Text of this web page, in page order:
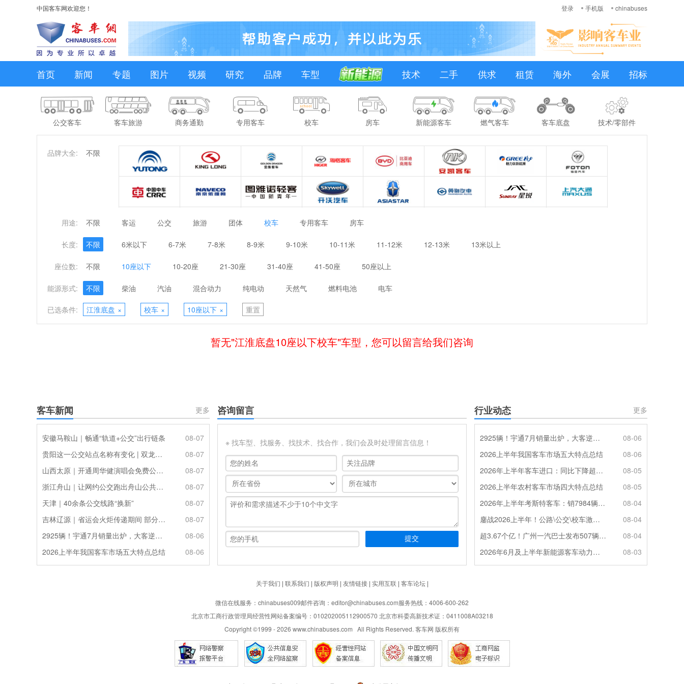
中国客车网欢迎您！ 登录 手机版 chinabuses
首页 新闻 专题 图片 视频 研究 品牌 车型 技术 二手 供求 租赁 海外 会展 招标
公交客车 客车旅游 商务通勤 专用客车 校车 房车 新能源客车 燃气客车 客车底盘 技术/零部件
品牌大全: 不限
用途: 不限 客运 公交 旅游 团体 校车 专用客车 房车
长度: 不限 6米以下 6-7米 7-8米 8-9米 9-10米 10-11米 11-12米 12-13米 13米以上
座位数: 不限 10座以下 10-20座 21-30座 31-40座 41-50座 50座以上
能源形式: 不限 柴油 汽油 混合动力 纯电动 天然气 燃料电池 电车
已选条件: 江淮底盘 × 校车 × 10座以下 × 重置
暂无"江淮底盘10座以下校车"车型，您可以留言给我们咨询
客车新闻 更多
安徽马鞍山｜畅通“轨道+公交”出行链条
08-07
贵阳这一公交站点名称有变化 | 双龙优化调整公交线路
08-07
山西太原｜开通周华健演唱会免费公交接驳专线
08-07
浙江舟山｜让网约公交跑出舟山公共服务的“金名片”
08-07
天津｜40余条公交线路“换新”
08-07
吉林辽源｜省运会火炬传递期间 部分公交线路临时调整
08-07
2925辆！宇通7月销量出炉，大客逆势走强筑牢基本盘
08-06
2026上半年我国客车市场五大特点总结
08-06
咨询留言
※ 找车型、找服务、找技术、找合作，我们会及时处理留言信息！
行业动态 更多
2925辆！宇通7月销量出炉，大客逆势走强筑牢基本盘
08-06
2026上半年我国客车市场五大特点总结
08-06
2026年上半年客车进口：同比下降超4成，轻客主体地位凸显
08-05
2026上半年农村客车市场四大特点总结
08-05
2026年上半年考斯特客车：销7984辆 6米领涨领跑 电动化提速
08-04
鏖战2026上半年！公路\公交\校车激烈角逐，谁问鼎赛道赢家?
08-04
超3.67个亿！广州一汽巴士发布507辆纯电动城市客车采购中标公告
08-04
2026年6月及上半年新能源客车动力电池装机量特点分析
08-03
关于我们 | 联系我们 | 版权声明 | 友情链接| 实用互联| 客车论坛|
微信在线服务：chinabuses009邮件咨询：editor@chinabuses.com服务热线：4006-600-262
北京市工商行政管理局经营性网站备案编号：010202005112900570 北京市科委高新技术证：0411008A03218
Copyright ©1999 -2026 www.chinabuses.com All Rights Reserved. 客车网 版权所有